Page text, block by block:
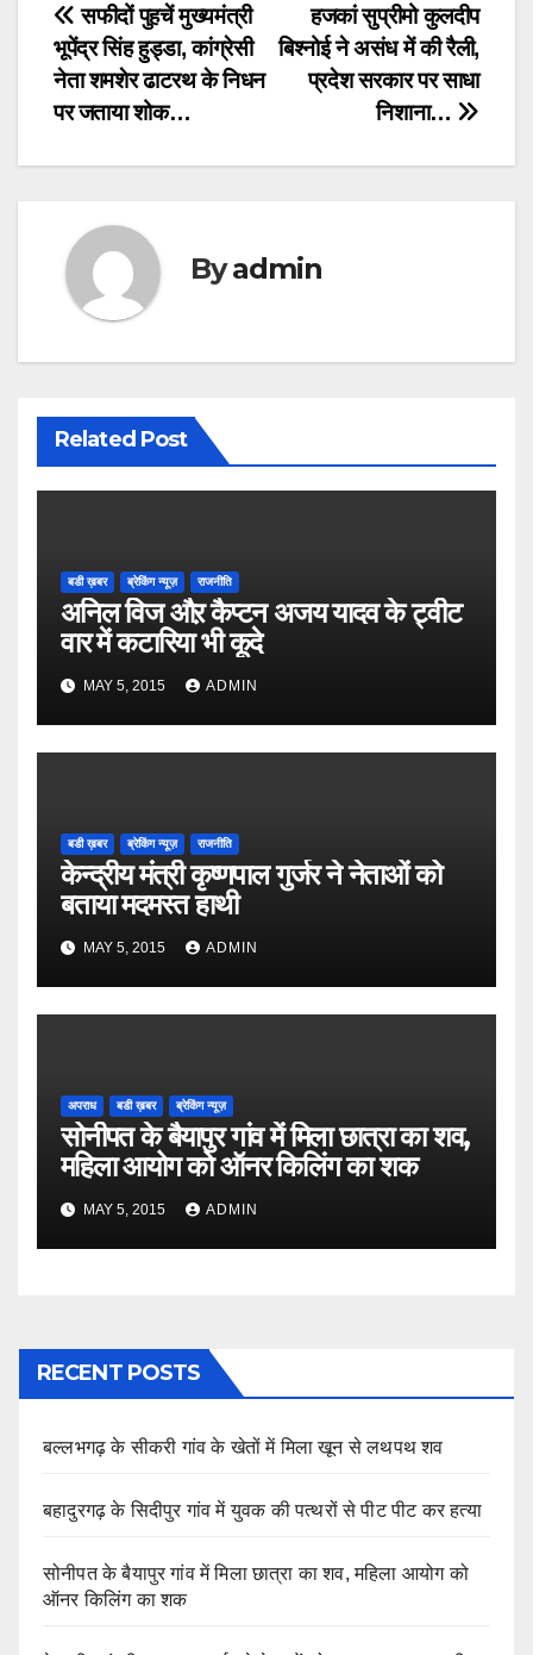
Post
navigation
हजकां सुप्रीमो कुलदीप
बिश्नोई ने असंध में की रैली,
प्रदेश सरकार पर साधा
निशाना…
सफीदों पुहचें मुख्यमंत्री
भूपेंद्र सिंह हुड्डा, कांग्रेसी
नेता शमशेर ढाटरथ के निधन
पर जताया शोक…
Byadmin
Related Post
बडी ख़बर ब्रेकिंग न्यूज़ राजनीति
अनिल विज औऱ कैप्टन अजय यादव के ट्वीट
वार में कटारिया भी कूदे
MAY 5, 2015 ADMIN
बडी ख़बर ब्रेकिंग न्यूज़ राजनीति
केन्द्रीय मंत्री कृष्णपाल गुर्जर ने नेताओं को
बताया मदमस्त हाथी
MAY 5, 2015 ADMIN
अपराध बडी ख़बर ब्रेकिंग न्यूज़
सोनीपत के बैयापुर गांव में मिला छात्रा का शव,
महिला आयोग को ऑनर किलिंग का शक
MAY 5, 2015 ADMIN
RECENT POSTS
बल्लभगढ़ के सीकरी गांव के खेतों में मिला खून से लथपथ शव
बहादुरगढ़ के सिदीपुर गांव में युवक की पत्थरों से पीट पीट कर हत्या
सोनीपत के बैयापुर गांव में मिला छात्रा का शव, महिला आयोग को
ऑनर किलिंग का शक